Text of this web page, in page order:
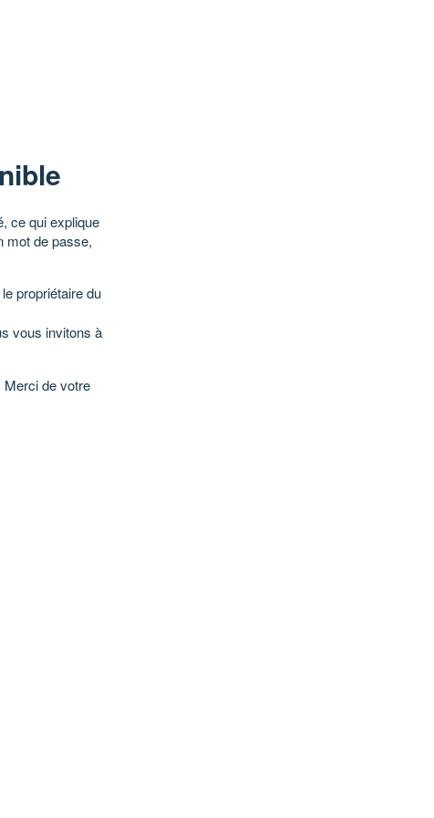
ce qui explique
mot de passe,
propriétaire du
vous invitons à
Merci de votre